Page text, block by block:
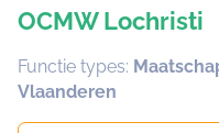
OCMW Lochristi
Functie types:
Vlaanderen